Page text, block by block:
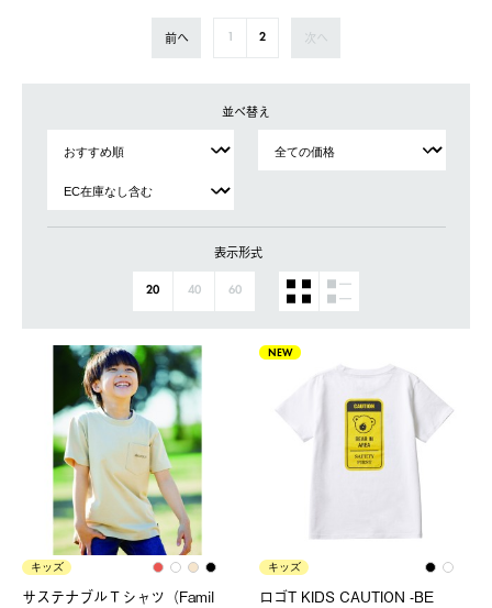
前へ 2 次へ
並べ替え
表示形式
20 40 60
キッズ
サステナブルＴシャツ（Famil
NEW
キッズ
ロゴT KIDS CAUTION -BE